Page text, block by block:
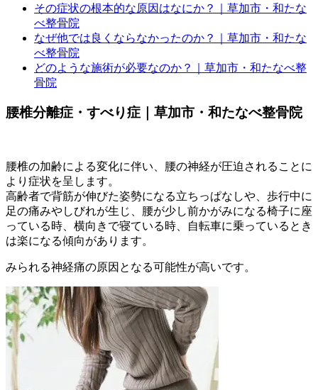
その症状の根本的な原因はなにか？｜草加市・和たな
べ整骨院
なぜ他では良くならなかったのか？｜草加市・和たな
べ整骨院
どのような施術が必要なのか？｜草加市・和たなべ整
骨院
腰椎分離症・すべり症｜草加市・和たなべ整骨院
腰椎の加齢による変化に伴い、腰の神経が圧迫されることに
より症状を呈します。
高齢者で背筋が伸びた姿勢になる立ちっぱなしや、歩行中に
足の痛みやしびれが生じ、腰が少し前かがみになる椅子に座
っている時、横向きで寝ている時、自転車に乗っているとき
は楽になる傾向があります。
みられる神経痛の原因となる可能性が高いです。